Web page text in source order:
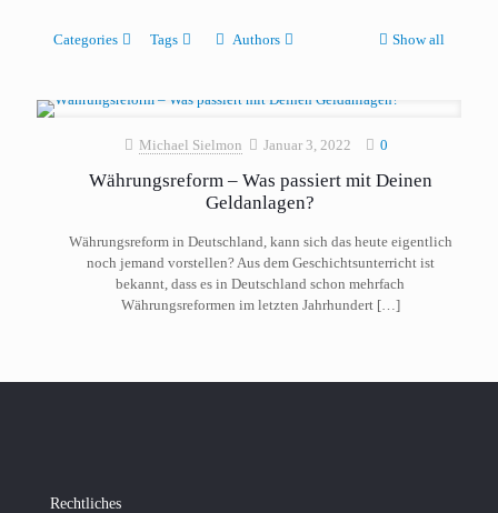
Categories Tags Authors Show all
Michael Sielmon Januar 3, 2022 0
Währungsreform – Was passiert mit Deinen
Geldanlagen?
Währungsreform in Deutschland, kann sich das heute eigentlich
noch jemand vorstellen? Aus dem Geschichtsunterricht ist
bekannt, dass es in Deutschland schon mehrfach
Währungsreformen im letzten Jahrhundert[…]
Rechtliches